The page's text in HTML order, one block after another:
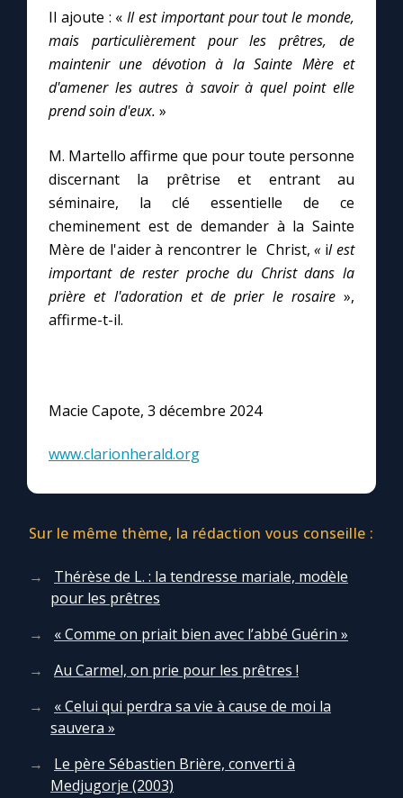
Contact
Faire un don
Marie de Nazareth
Il ajoute : «Il est important pour tout le monde,
mais particulièrement pour les prêtres, de
maintenir une dévotion à la Sainte Mère et
d'amener les autres à savoir à quel point elle
prend soin d'eux. »
M. Martello affirme que pour toute personne
discernant la prêtrise et entrant au
séminaire, la clé essentielle de ce
cheminement est de demander à la Sainte
Mère de l'aider à rencontrer le Christ,« il est
important de rester proche du Christ dans la
prière et l'adoration et de prier le rosaire»,
affirme-t-il.
Macie Capote, 3 décembre 2024
www.clarionherald.org
Sur le même thème, la rédaction vous conseille :
Thérèse de L. : la tendresse mariale, modèle
pour les prêtres
« Comme on priait bien avec l’abbé Guérin »
Au Carmel, on prie pour les prêtres !
« Celui qui perdra sa vie à cause de moi la
sauvera »
Le père Sébastien Brière, converti à
Medjugorje (2003)